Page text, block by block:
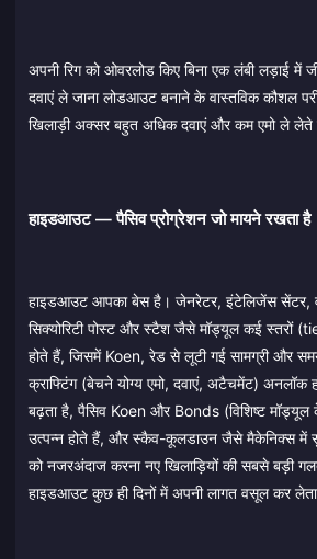
अपनी रिग को ओवरलोड किए बिना एक लंबी लड़ाई में
दवाएं ले जाना लोडआउट बनाने के वास्तविक कौशल
खिलाड़ी अक्सर बहुत अधिक दवाएं और कम एमो ले लेते
हाइडआउट — पैसिव प्रोग्रेशन जो मायने रखता है
हाइडआउट आपका बेस है। जेनरेटर, इंटेलिजेंस सेंटर,
सिक्योरिटी पोस्ट और स्टैश जैसे मॉड्यूल कई स्तरों
होते हैं, जिसमें Koen, रेड से लूटी गई सामग्री और
क्राफ्टिंग (बेचने योग्य एमो, दवाएं, अटैचमेंट) अनलॉक
बढ़ता है, पैसिव Koen और Bonds (विशिष्ट मॉड्यूल
उत्पन्न होते हैं, और स्कैव-कूलडाउन जैसे मैकेनिक्स में
को नजरअंदाज करना नए खिलाड़ियों की सबसे बड़ी
हाइडआउट कुछ ही दिनों में अपनी लागत वसूल कर